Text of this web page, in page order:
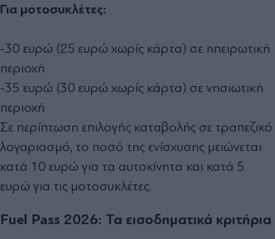
Για μοτοσυκλέτες:
-30 ευρώ (25 ευρώ χωρίς κάρτα) σε ηπειρωτική
περιοχή
-35 ευρώ (30 ευρώ χωρίς κάρτα) σε νησιωτική
περιοχή
Σε περίπτωση επιλογής καταβολής σε τραπεζικό
λογαριασμό, το ποσό της ενίσχυσης μειώνεται
κατά 10 ευρώ για τα αυτοκίνητα και κατά 5
ευρώ για τις μοτοσυκλέτες.
Fuel Pass 2026: Τα εισοδηματικά κριτήρια